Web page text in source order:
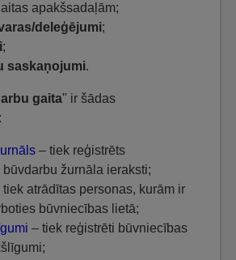
apakšsadaļām;
deleģējumi;
;
saskaņojumi.
gaita" ir šādas
– tiek reģistrēts
žurnāla ieraksti;
tiek atrādītas personas, kurām ir
būvniecības lietā;
– tiek reģistrēti būvniecības